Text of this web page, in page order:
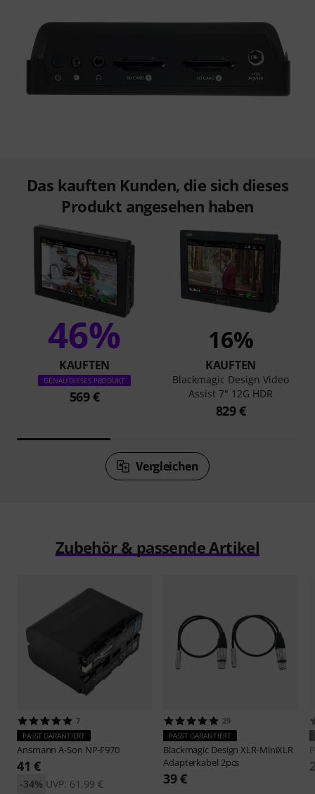
Das kauften Kunden, die sich dieses
Produkt angesehen haben
46%
KAUFTEN
GENAU DIESES PRODUKT
569 €
16%
KAUFTEN
Blackmagic Design Video
Assist 7" 12G HDR
829 €
Vergleichen
Zubehör & passende Artikel
7
PASST GARANTIERT
AnsmannA-Son NP-F970
41 €
UVP: 61,99 €
-34%
29
PASST GARANTIERT
Blackmagic DesignXLR-MiniXLR
Adapterkabel 2pcs
39 €